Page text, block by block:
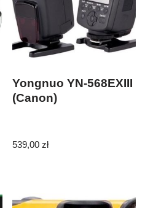
Yongnuo YN-568EXIII
(Canon)
539,00zł